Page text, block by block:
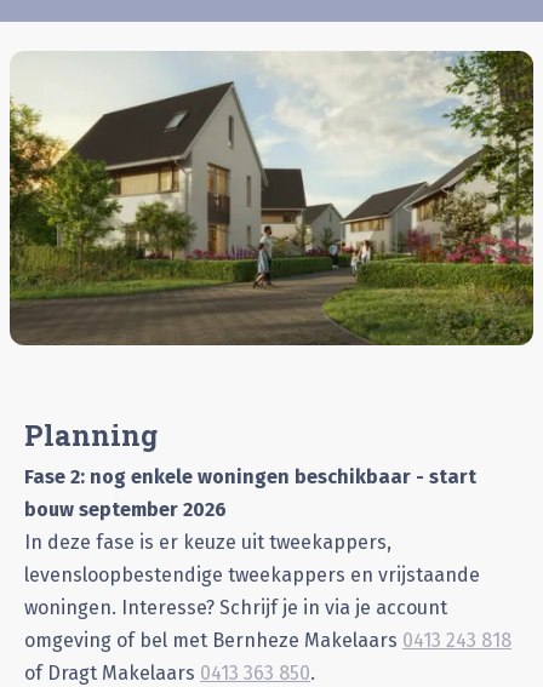
Planning
Fase 2: nog enkele woningen beschikbaar - start
bouw september 2026
In deze fase is er keuze uit tweekappers,
levensloopbestendige tweekappers en vrijstaande
woningen. Interesse? Schrijf je in via je account
omgeving of bel met Bernheze Makelaars 0413 243 818
of Dragt Makelaars 0413 363 850.